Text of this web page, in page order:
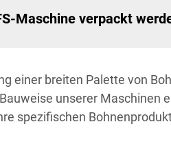
Maschine verpackt
einer breiten Palette von
unserer Maschinen
spezifischen